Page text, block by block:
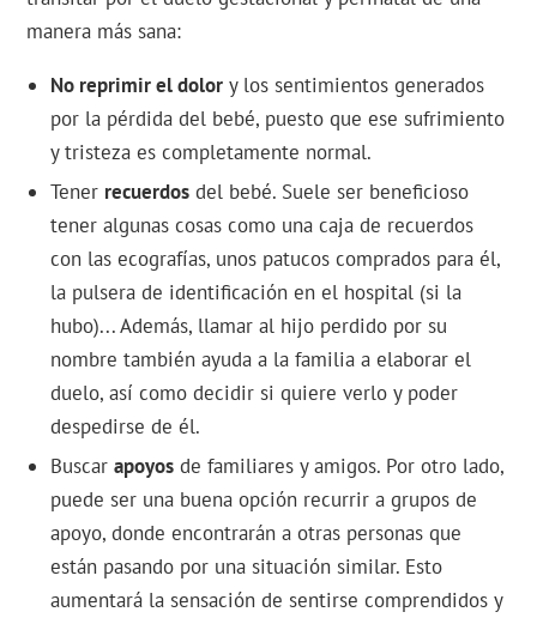
manera más sana:
No reprimir el dolor y los sentimientos generados
por la pérdida del bebé, puesto que ese sufrimiento
y tristeza es completamente normal.
Tener recuerdos del bebé. Suele ser beneficioso
tener algunas cosas como una caja de recuerdos
con las ecografías, unos patucos comprados para él,
la pulsera de identificación en el hospital (si la
hubo)... Además, llamar al hijo perdido por su
nombre también ayuda a la familia a elaborar el
duelo, así como decidir si quiere verlo y poder
despedirse de él.
Buscarapoyos de familiares y amigos. Por otro lado,
puede ser una buena opción recurrir a grupos de
apoyo, donde encontrarán a otras personas que
están pasando por una situación similar. Esto
aumentará la sensación de sentirse comprendidos y